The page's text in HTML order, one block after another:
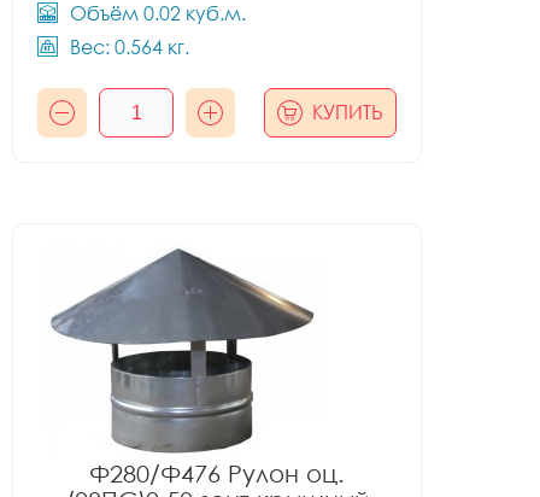
Объём 0.02 куб.м.
Вес: 0.564 кг.
КУПИТЬ
Ф280/Ф476 Рулон оц.